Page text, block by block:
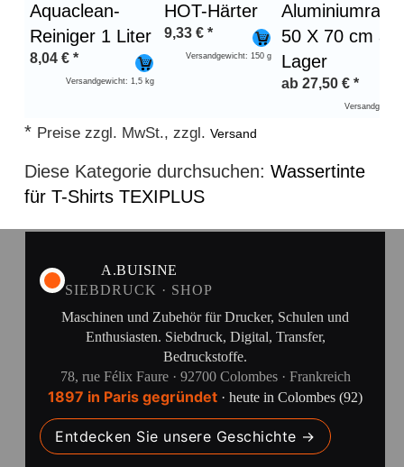
Aquaclean-
Reiniger 1 Liter
8,04 € *
Versandgewicht: 1,5 kg
HOT-Härter
9,33 € *
Versandgewicht: 150 g
50 X 70 cm auf
Lager
ab 27,50 € *
* Preise zzgl. MwSt., zzgl.Versand
Diese Kategorie durchsuchen:Wassertinte
für T-Shirts TEXIPLUS
A.BUISINE
SIEBDRUCK · SHOP
Maschinen und Zubehör für Drucker, Schulen und
Enthusiasten. Siebdruck, Digital, Transfer,
Bedruckstoffe.
78, rue Félix Faure · 92700 Colombes · Frankreich
1897 in Paris gegründet · heute in Colombes (92)
Entdecken Sie unsere Geschichte →